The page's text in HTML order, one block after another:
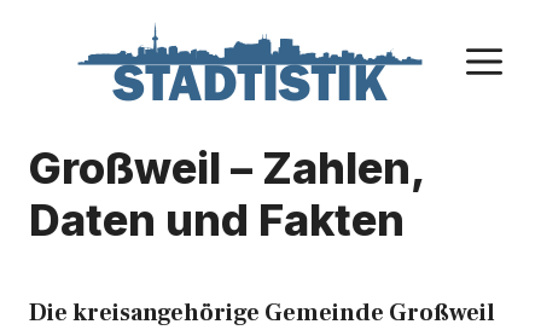
Großweil – Zahlen,
Daten und Fakten
Die kreisangehörige Gemeinde Großweil